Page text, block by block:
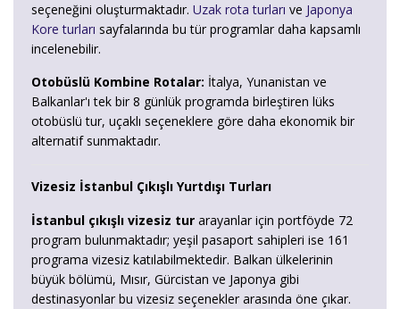
seçeneğini oluşturmaktadır. Uzak rota turları ve Japonya
Kore turları sayfalarında bu tür programlar daha kapsamlı
incelenebilir.
Otobüslü Kombine Rotalar: İtalya, Yunanistan ve
Balkanlar'ı tek bir 8 günlük programda birleştiren lüks
otobüslü tur, uçaklı seçeneklere göre daha ekonomik bir
alternatif sunmaktadır.
Vizesiz İstanbul Çıkışlı Yurtdışı Turları
İstanbul çıkışlı vizesiz tur arayanlar için portföyde 72
program bulunmaktadır; yeşil pasaport sahipleri ise 161
programa vizesiz katılabilmektedir. Balkan ülkelerinin
büyük bölümü, Mısır, Gürcistan ve Japonya gibi
destinasyonlar bu vizesiz seçenekler arasında öne çıkar.